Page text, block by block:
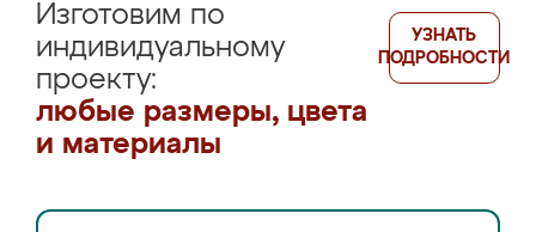
Изготовим по
индивидуальному
проекту:
любые размеры, цвета
и материалы
УЗНАТЬ
ПОДРОБНОСТИ